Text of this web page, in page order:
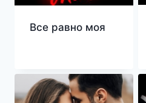
Все равно моя